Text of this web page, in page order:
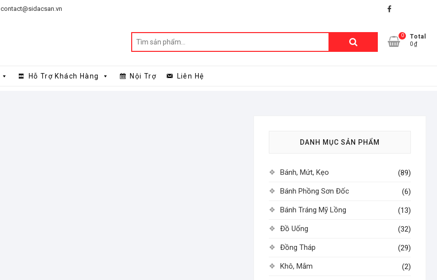
contact@sidacsan.vn facebook
0
Total
0₫
Hỗ Trợ Khách Hàng Nội Trợ Liên Hệ
DANH MỤC SẢN PHẨM
Bánh, Mứt, Kẹo (89)
Bánh Phồng Sơn Đốc (6)
Bánh Tráng Mỹ Lồng (13)
Đồ Uống (32)
Đồng Tháp (29)
Khô, Mắm (2)